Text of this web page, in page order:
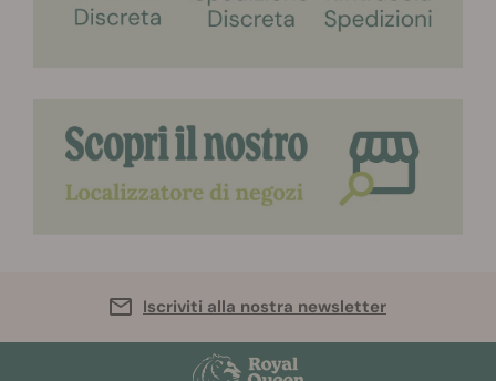
Iscriviti alla nostra newsletter